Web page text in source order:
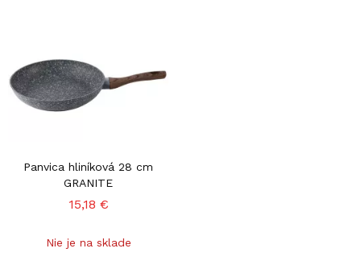
Panvica hliníková 28 cm
GRANITE
15,18 €
Nie je na sklade